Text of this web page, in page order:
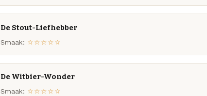
De Stout-Liefhebber
Smaak: ☆☆☆☆☆
De Witbier-Wonder
Smaak: ☆☆☆☆☆